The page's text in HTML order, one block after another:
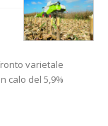
varietale
calo del 5,9%